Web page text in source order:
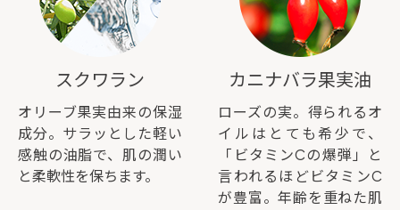
スクワラン
オリーブ果実由来の保湿
成分。サラッとした軽い
感触の油脂で、肌の潤い
と柔軟性を保ちます。
カニナバラ果実油
ローズの実。得られるオ
イルはとても希少で、
「ビタミンCの爆弾」と
言われるほどビタミンC
が豊富。年齢を重ねた肌